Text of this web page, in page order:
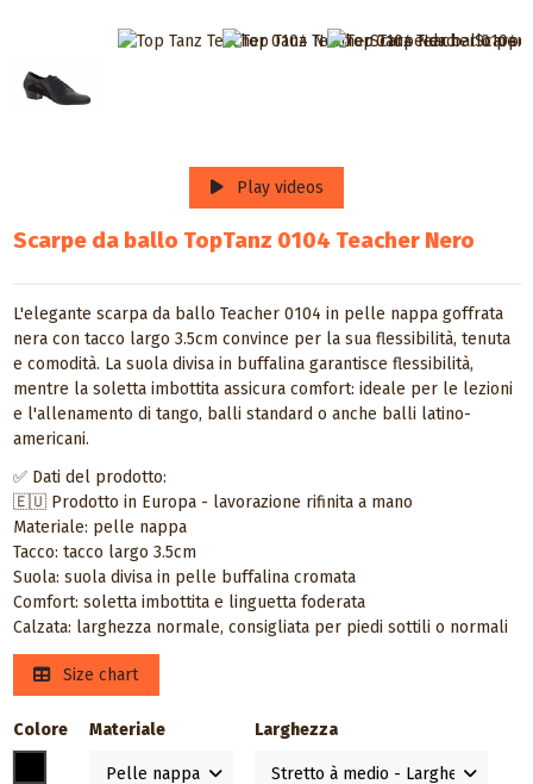
Play videos
Scarpe da ballo TopTanz 0104 Teacher Nero
L'elegante scarpa da ballo Teacher 0104 in pelle nappa goffrata
nera con tacco largo 3.5cm convince per la sua flessibilità, tenuta
e comodità. La suola divisa in buffalina garantisce flessibilità,
mentre la soletta imbottita assicura comfort: ideale per le lezioni
e l'allenamento di tango, balli standard o anche balli latino-
americani.
✅ Dati del prodotto:
🇪🇺 Prodotto in Europa - lavorazione rifinita a mano
Materiale: pelle nappa
Tacco: tacco largo 3.5cm
Suola: suola divisa in pelle buffalina cromata
Comfort: soletta imbottita e linguetta foderata
Calzata: larghezza normale, consigliata per piedi sottili o normali
Size chart
Colore
Materiale Larghezza